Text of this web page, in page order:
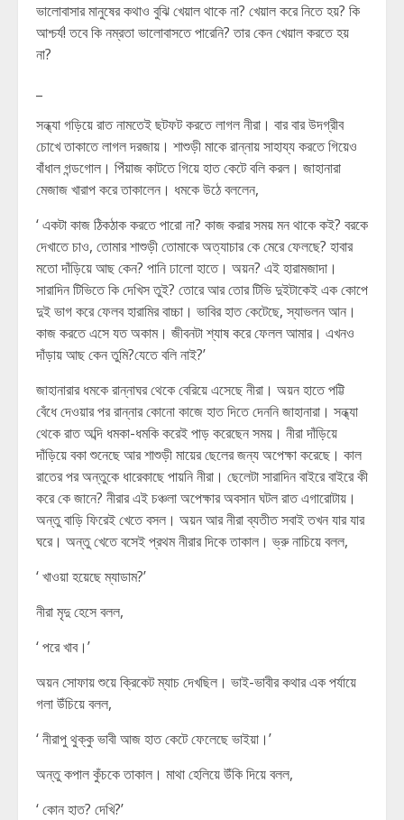
ভালোবাসার মানুষের কথাও বুঝি খেয়াল থাকে না? খেয়াল করে নিতে হয়? কি
আশ্চর্য! তবে কি নম্রতা ভালোবাসতে পারেনি? তার কেন খেয়াল করতে হয়
না?
সন্ধ্যা গড়িয়ে রাত নামতেই ছটফট করতে লাগল নীরা। বার বার উদগ্রীব
চোখে তাকাতে লাগল দরজায়। শাশুড়ী মাকে রান্নায় সাহায্য করতে গিয়েও
বাঁধাল গন্ডগোল। পিঁয়াজ কাটতে গিয়ে হাত কেটে বলি করল। জাহানারা
মেজাজ খারাপ করে তাকালেন। ধমকে উঠে বললেন,
‘ একটা কাজ ঠিকঠাক করতে পারো না? কাজ করার সময় মন থাকে কই? বরকে
দেখাতে চাও, তোমার শাশুড়ী তোমাকে অত্যাচার কে মেরে ফেলছে? হাবার
মতো দাঁড়িয়ে আছ কেন? পানি ঢালো হাতে। অয়ন? এই হারামজাদা।
সারাদিন টিভিতে কি দেখিস তুই? তোরে আর তোর টিভি দুইটাকেই এক কোপে
দুই ভাগ করে ফেলব হারামির বাচ্চা। ভাবির হাত কেটেছে, স্যাভলন আন।
কাজ করতে এসে যত অকাম। জীবনটা শ্যাষ করে ফেলল আমার। এখনও
দাঁড়ায় আছ কেন তুমি?যেতে বলি নাই?’
জাহানারার ধমকে রান্নাঘর থেকে বেরিয়ে এসেছে নীরা। অয়ন হাতে পট্টি
বেঁধে দেওয়ার পর রান্নার কোনো কাজে হাত দিতে দেননি জাহানারা। সন্ধ্যা
থেকে রাত অব্দি ধমকা-ধমকি করেই পাড় করেছেন সময়। নীরা দাঁড়িয়ে
দাঁড়িয়ে বকা শুনেছে আর শাশুড়ী মায়ের ছেলের জন্য অপেক্ষা করেছে। কাল
রাতের পর অন্তুকে ধারেকাছে পায়নি নীরা। ছেলেটা সারাদিন বাইরে বাইরে কী
করে কে জানে? নীরার এই চঞ্চলা অপেক্ষার অবসান ঘটল রাত এগারোটায়।
অন্তু বাড়ি ফিরেই খেতে বসল। অয়ন আর নীরা ব্যতীত সবাই তখন যার যার
ঘরে। অন্তু খেতে বসেই প্রথম নীরার দিকে তাকাল। ভ্রু নাচিয়ে বলল,
‘ খাওয়া হয়েছে ম্যাডাম?’
নীরা মৃদু হেসে বলল,
‘ পরে খাব।’
অয়ন সোফায় শুয়ে ক্রিকেট ম্যাচ দেখছিল। ভাই-ভাবীর কথার এক পর্যায়ে
গলা উঁচিয়ে বলল,
‘ নীরাপু থুক্কু ভাবী আজ হাত কেটে ফেলেছে ভাইয়া।’
অন্তু কপাল কুঁচকে তাকাল। মাথা হেলিয়ে উঁকি দিয়ে বলল,
‘ কোন হাত? দেখি?’